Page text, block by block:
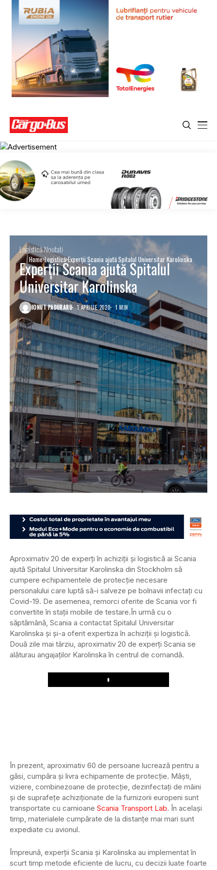
Home Logistică Experții Scania ajută Spitalul Universitar Karolinska
LogisticăNoutati
Experții Scania ajută Spitalul
Universitar Karolinska
IONUT PADURARU 1 APRILIE 2020 1 MIN.
Aproximativ 20 de experți în achiziții și logistică ai Scania
ajută Spitalul Universitar Karolinska din Stockholm să
cumpere echipamentele de protecție necesare
personalului care luptă să-i salveze pe bolnavii infectați cu
Covid-19. De asemenea, remorci oferite de Scania vor fi
convertite în stații mobile de testare.În urmă cu o
săptămână, Scania a contactat Spitalul Universitar
Karolinska și și-a oferit expertiza în achiziții și logistică.
Două zile mai târziu, aproximativ 20 de experți Scania se
alăturau angajaților Karolinska în centrul de comandă.
Play
În prezent, aproximativ 60 de persoane lucrează pentru a
găsi, cumpăra și livra echipamente de protecție. Măști,
viziere, combinezoane de protecție, dezinfectați de mâini
și de suprafețe achiziționate de la furnizorii europeni sunt
transportate cu camioane Scania Transport Lab. În același
timp, materialele cumpărate de la distanțe mai mari sunt
expediate cu avionul.
Împreună, experții Scania și Karolinska au implementat în
scurt timp metode eficiente de lucru, cu decizii luate foarte